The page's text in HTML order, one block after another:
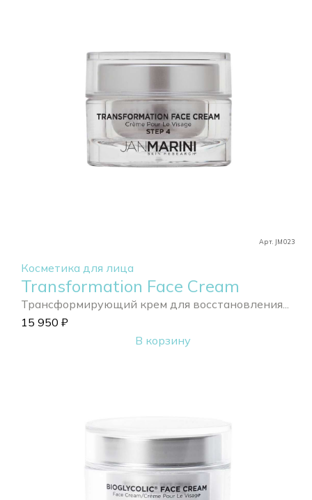
Арт. JM023
Косметика для лица
Transformation Face Cream
Трансформирующий крем для восстановления...
15 950 ₽
В корзину